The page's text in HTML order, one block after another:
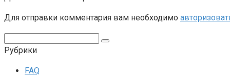
Для отправки комментария вам необходимо
Рубрики
FAQ